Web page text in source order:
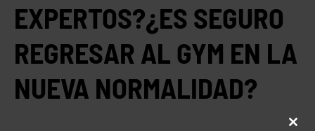
EXPERTOS?¿ES SEGURO
REGRESAR AL GYM EN LA
NUEVA NORMALIDAD?